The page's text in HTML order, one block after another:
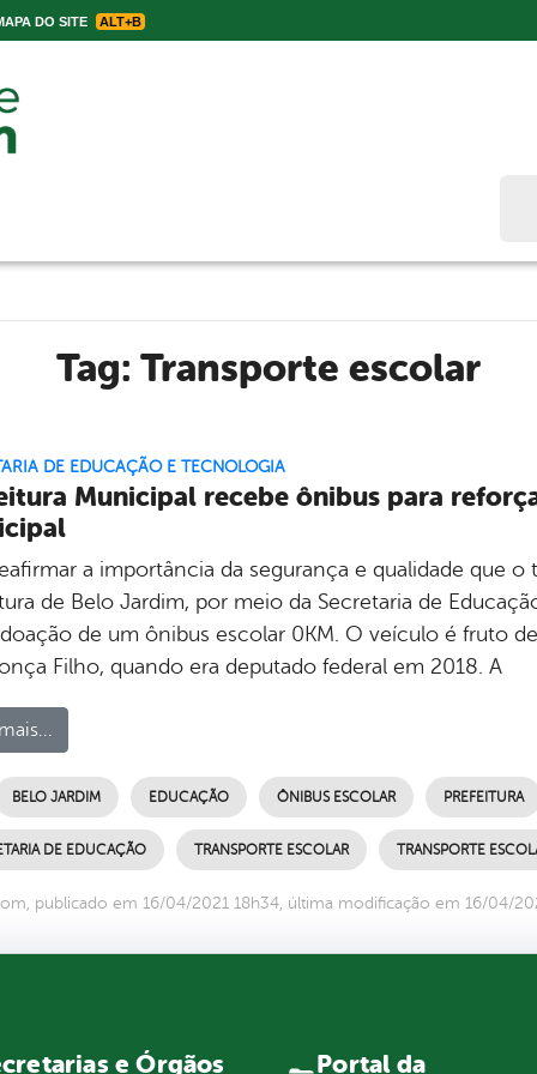
DO SITE ALT+B
Tag: Transporte escolar
DE EDUCAÇÃO E TECNOLOGIA
Municipal recebe ônibus para
a importância da segurança e qualidade que
de Belo Jardim, por meio da Secretaria de
de um ônibus escolar 0KM. O veículo é fruto
Filho, quando era deputado federal em 2018. A
BELO JARDIM EDUCAÇÃO ÔNIBUS ESCOLAR PREFEITURA
DE EDUCAÇÃO TRANSPORTE ESCOLAR TRANSPORTE
publicado em 16/04/2021 18h34, última modificação em 16/04/
e Órgãos Portal da